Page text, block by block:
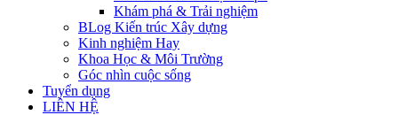
Khám phá & Trải nghiệm
BLog Kiến trúc Xây dựng
Kinh nghiệm Hay
Khoa Học & Môi Trường
Góc nhìn cuộc sống
Tuyển dụng
LIÊN HỆ